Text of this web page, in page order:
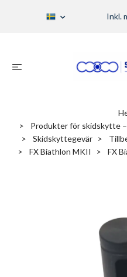
Inkl.
Produkter för skidskytte
Skidskyttegevär
FX Biathlon MKII
FX